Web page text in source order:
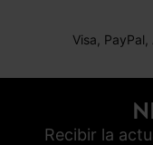
Visa,
Recibir la